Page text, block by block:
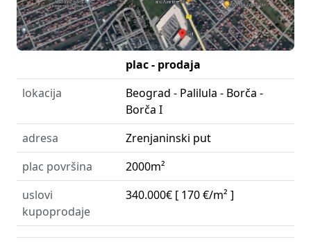
plac - prodaja
lokacija
Beograd - Palilula - Borča -
Borča I
adresa
Zrenjaninski put
plac površina
2000m²
uslovi
kupoprodaje
340.000€ [ 170 €/m² ]